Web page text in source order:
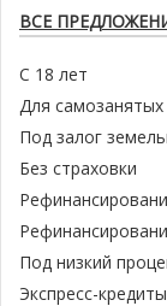
ВСЕ
С 18 лет
Для самозанятых
Под залог
Без страховки
Под низкий
Экспресс-кредиты